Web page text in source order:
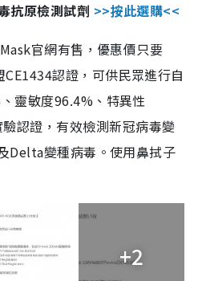
抗原檢測試劑 >>按此選購<<
官網有售，優惠價只要
認證，可供民眾進行自
靈敏度96.4%、特異性
認證，有效檢測新冠病毒變
Delta變種病毒。使用鼻拭子
+2